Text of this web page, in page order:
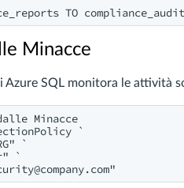
Minacce
Azure SQL monitora le attività
Minacce
`
`
`